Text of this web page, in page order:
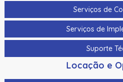
Serviços de
Serviços de
Suporte
Locação e